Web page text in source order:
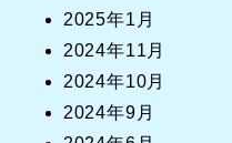
2025年1月
2024年11月
2024年10月
2024年9月